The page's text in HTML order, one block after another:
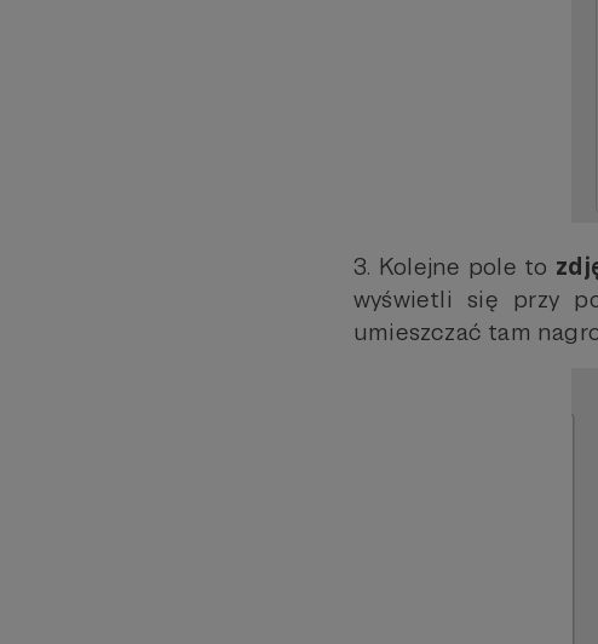
3. Kolejne pole to
wyświetli się przy
umieszczać tam